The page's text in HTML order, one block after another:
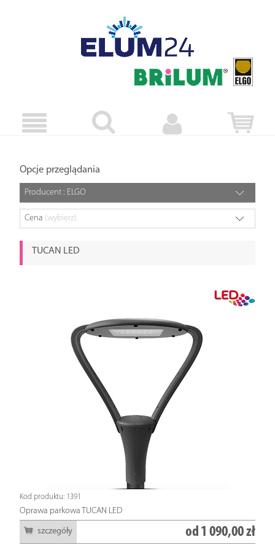
Opcje przeglądania
Producent : ELGO
Cena (wybierz)
TUCAN LED
Kod produktu: 1391
Oprawa parkowa TUCAN LED
szczegóły od 1 090,00 zł